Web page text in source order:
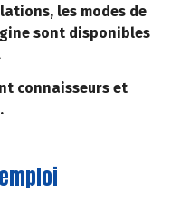
les modes de
sont disponibles
connaisseurs et